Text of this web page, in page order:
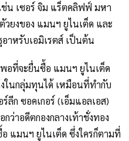
น เซอร์ จิม แร็ตคลิฟฟ์ มหา
ยงของ แมนฯ ยูไนเต็ด และ
าหรับเอมิเรตส์ เป็นต้น
อที่จะยื่นซื้อ แมนฯ ยูไนเต็ด
ในกลุ่มทุนได้ เหมือนที่ทำกับ
ลีก ซอคเกอร์ (เอ็มแอลเอส)
ว่าอดีตกองกลางเท้าชั่งทอง
แมนฯ ยูไนเต็ด ซึ่งใครก็ตามที่